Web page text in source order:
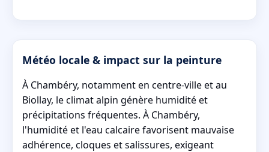
Météo locale & impact sur la peinture
À Chambéry, notamment en centre-ville et au
Biollay, le climat alpin génère humidité et
précipitations fréquentes. À Chambéry,
l'humidité et l'eau calcaire favorisent mauvaise
adhérence, cloques et salissures, exigeant